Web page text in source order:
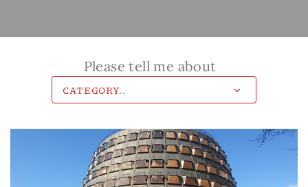
Please tell me about